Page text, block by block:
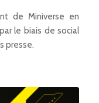
de Miniverse en
le biais de social
presse.